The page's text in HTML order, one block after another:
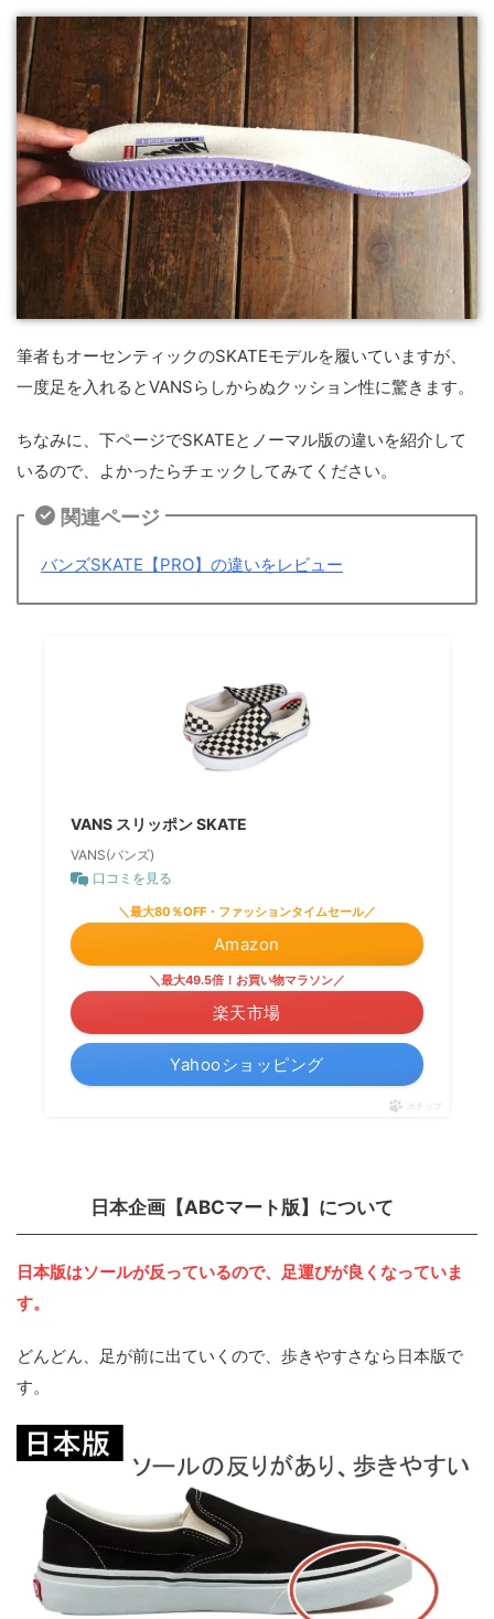
筆者もオーセンティックのSKATEモデルを履いていますが、
一度足を入れるとVANSらしからぬクッション性に驚きます。
ちなみに、下ページでSKATEとノーマル版の違いを紹介して
いるので、よかったらチェックしてみてください。
関連ページ
バンズSKATE【PRO】の違いをレビュー
VANS スリッポン SKATE
VANS(バンズ)
口コミを見る
＼最大80％OFF・ファッションタイムセール／
Amazon
＼最大49.5倍！お買い物マラソン／
楽天市場
Yahooショッピング
ポチップ
日本企画【ABCマート版】について
日本版はソールが反っているので、足運びが良くなっていま
す。
どんどん、足が前に出ていくので、歩きやすさなら日本版で
す。